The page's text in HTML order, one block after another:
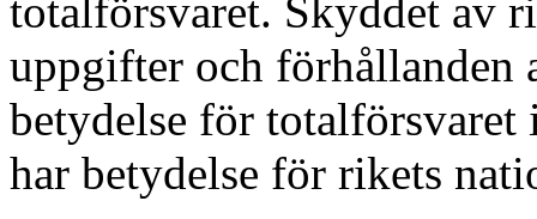
totalförsvaret. Skyddet av
uppgifter och förhållanden
betydelse för
har betydelse för rikets